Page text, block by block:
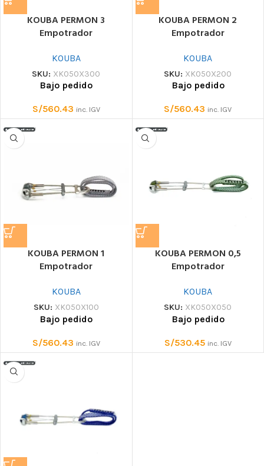
KOUBA PERMON 3
Empotrador
KOUBA
SKU: XK050X300
Bajo pedido
S/560.43 inc. IGV
KOUBA PERMON 2
Empotrador
KOUBA
SKU: XK050X200
Bajo pedido
S/560.43 inc. IGV
KOUBA PERMON 1
Empotrador
KOUBA
SKU: XK050X100
Bajo pedido
S/560.43 inc. IGV
KOUBA PERMON 0,5
Empotrador
KOUBA
SKU: XK050X050
Bajo pedido
S/530.45 inc. IGV